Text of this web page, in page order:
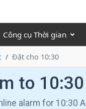
Công cụ Thời gian
Đặt cho 10:30
to
alarm for 10:30